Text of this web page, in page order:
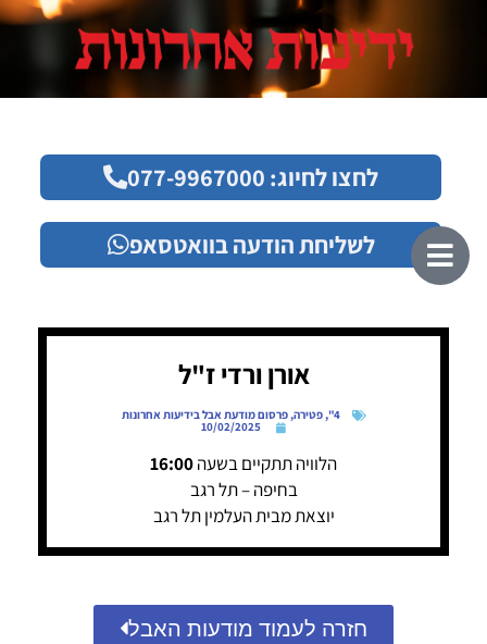
לחצו לחיוג: 077-9967000
לשליחת הודעה בוואטסאפ
אורן ורדי ז"ל
4"
,פטירה,פרסום מודעת אבל בידיעות אחרונות
10/02/2025
הלוויה תתקיים בשעה16:00
בחיפה – תל רגב
יוצאת מבית העלמין תל רגב
חזרה לעמוד מודעות האבל